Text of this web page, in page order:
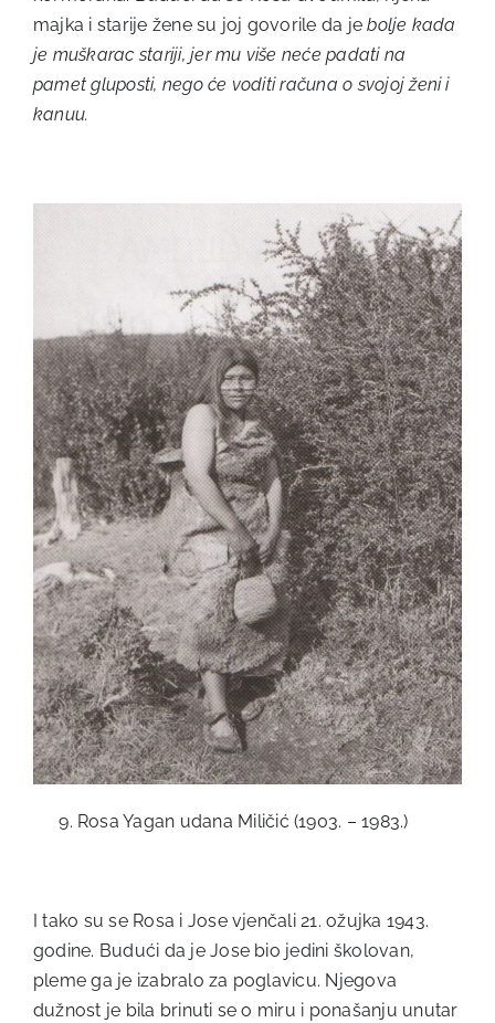
majka i starije žene su joj govorile da jebolje kada
je muškarac stariji, jer mu više neće padati na
pamet gluposti, nego će voditi računa o svojoj ženi i
kanuu.
Rosa Yagan udana Miličić (1903. – 1983.)
I tako su se Rosa i Jose vjenčali 21. ožujka 1943.
godine. Budući da je Jose bio jedini školovan,
pleme ga je izabralo za poglavicu. Njegova
dužnost je bila brinuti se o miru i ponašanju unutar